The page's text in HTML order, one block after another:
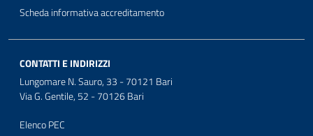
Scheda informativa accreditamento
CONTATTI E INDIRIZZI
Lungomare N. Sauro, 33 - 70121 Bari
Via G. Gentile, 52 - 70126 Bari
Elenco PEC